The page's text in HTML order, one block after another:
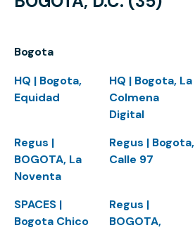
Bogota
HQ | Bogota,
Equidad
HQ | Bogota, La
Colmena
Digital
Regus |
BOGOTA, La
Noventa
Regus | Bogota,
Calle 97
SPACES |
Bogota Chico
Regus |
BOGOTA,